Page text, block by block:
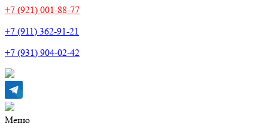
+7 (921) 001-88-77
+7 (911) 362-91-21
+7 (931) 904-02-42
Меню